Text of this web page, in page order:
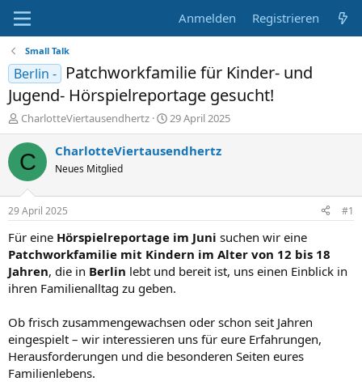
Anmelden Registrieren
Small Talk
Berlin -
Patchworkfamilie für Kinder- und
Jugend- Hörspielreportage gesucht!
E
r
s
t
e
r
CharlotteViertausendhertz
E
r
s
t
a
m
29 April 2025
C CharlotteViertausendhertz
Neues Mitglied
29 April 2025 #1
Für eine Hörspielreportage im Juni suchen wir eine
Patchworkfamilie mit Kindern im Alter von 12 bis 18
Jahren, die in Berlin lebt und bereit ist, uns einen Einblick in
ihren Familienalltag zu geben.
Ob frisch zusammengewachsen oder schon seit Jahren
eingespielt – wir interessieren uns für eure Erfahrungen,
Herausforderungen und die besonderen Seiten eures
Familienlebens.